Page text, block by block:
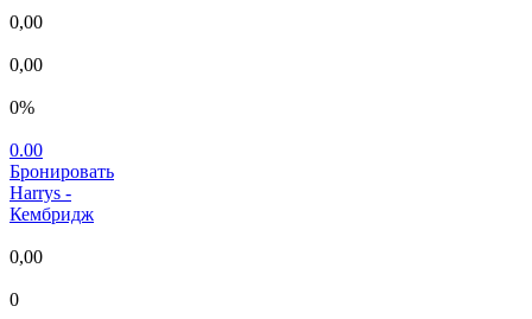
0,00
0,00
0%
0.00
Бронировать
Harrys -
Кембридж
0,00
0